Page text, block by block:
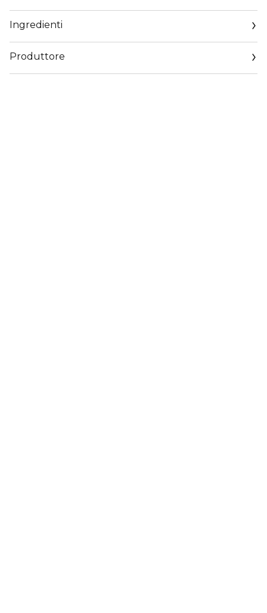
Formula: - Estratto di amarena ricco di vitamina C dalle note
proprietà antiossidanti e tonificanti.
- Estratto di mirtillo dal potere rigenerante e sferette di
amido e cellulosa, che aiutano ad eliminare le cellule morte.
Ingredienti
Produttore